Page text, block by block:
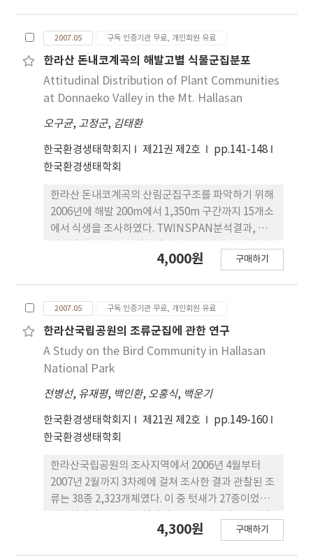
료특성 등의 영향으로 정상부로 향할수록 크게 상승
한 것으로 나타났다. 등산로 변 이미지 평가는 아름답
고 매력 있으며, 깨끗한 이미지가 주류를 이루고 있었
다. 인자분석 결과 4개의 인자군은 각각 「경관매력
「지형지세 인자」라고 명명 분류되었으며 전체 변
량중 이들 인자군의 설명력은 57.6%이었다. 자연도
와 명명 인자별 관계에서 각 공간별 인자점수의 평균
차원의 인자점수 값이 낮아지는 경향을 보여 미적 인
감각과 시설물의 수에 상관성이 있을 것이란 판단이
가능할 수 있을 것으로 생각된다. 또한 시각선호도 모
형 분석 결과 경관매력도차원의 인자가 시각 선호도
에 가장 큰 영향을 미친 것으로 나타났다.
2007.05 구독 인증기관 무료, 개인회원 유료
한라산 돈내코계곡의 해발고별 식물군집분포
Attitudinal Distribution of Plant Communities
at Donnaeko Valley in the Mt. Hallasan
오구균, 고정군, 김태환
한국환경생태학회지 제21권 제2호
pp.141-148
한국환경생태학회
한라산 돈내코계곡의 산림군집구조를 파악하기 위해
2006년에 해발 200m에서 1,350m 구간까지 15개소
에서 식생을 조사하였다. TWINSPAN분석결과, 구
효림, 서어나무-졸참나무군집, 낙엽활엽수림 등 5개
수는 총 22종류로 구실잣밤나무, 붉가시나무, 조록나
무, 동백나무, 사스레피나무, 제주광나무, 꽝꽝나무,
굴거리나무 등이었다. 상록활엽수 중 구실잣밤나무는
해발 200m부근부터 해발 350m부근까지, 구실잣밤
400m부근부터 해발 600m부근까지, 붉가시나무는
해발 650m부근부터 해발 700m부근까지 우점하고
있었으며, 꽝꽝나무, 굴거리나무, 보리장나무 등은
4,000원 구매하기
2007.05 구독 인증기관 무료, 개인회원 유료
한라산국립공원의 조류군집에 관한 연구
A Study on the Bird Community in Hallasan
National Park
전병선, 유재평, 백인환, 오홍식, 백운기
한국환경생태학회지 제21권 제2호
pp.149-160
한국환경생태학회
한라산국립공원의 조사지역에서 2006년 4월부터
2007년 2월까지 3차례에 걸쳐 조사한 결과 관찰된 조
류는 38종 2,323개체였다. 이 중 텃새가 27종이었고,
다. 최우점종은 큰부리까마귀(14.81%)였으며, 다음
4,300원 구매하기